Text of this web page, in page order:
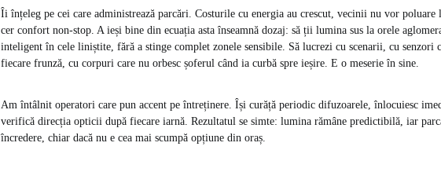
Îi înțeleg pe cei care administrează parcări. Costurile cu energia au crescut, vecinii nu vor
cer confort non-stop. A ieși bine din ecuația asta înseamnă dozaj: să ții lumina sus la orele
inteligent în cele liniștite, fără a stinge complet zonele sensibile. Să lucrezi cu scenarii, cu senzori
fiecare frunză, cu corpuri care nu orbesc șoferul când ia curbă spre ieșire. E o meserie în sine.
Am întâlnit operatori care pun accent pe întreținere. Își curăță periodic difuzoarele, înlocuiesc
verifică direcția opticii după fiecare iarnă. Rezultatul se simte: lumina rămâne predictibilă, iar
încredere, chiar dacă nu e cea mai scumpă opțiune din oraș.